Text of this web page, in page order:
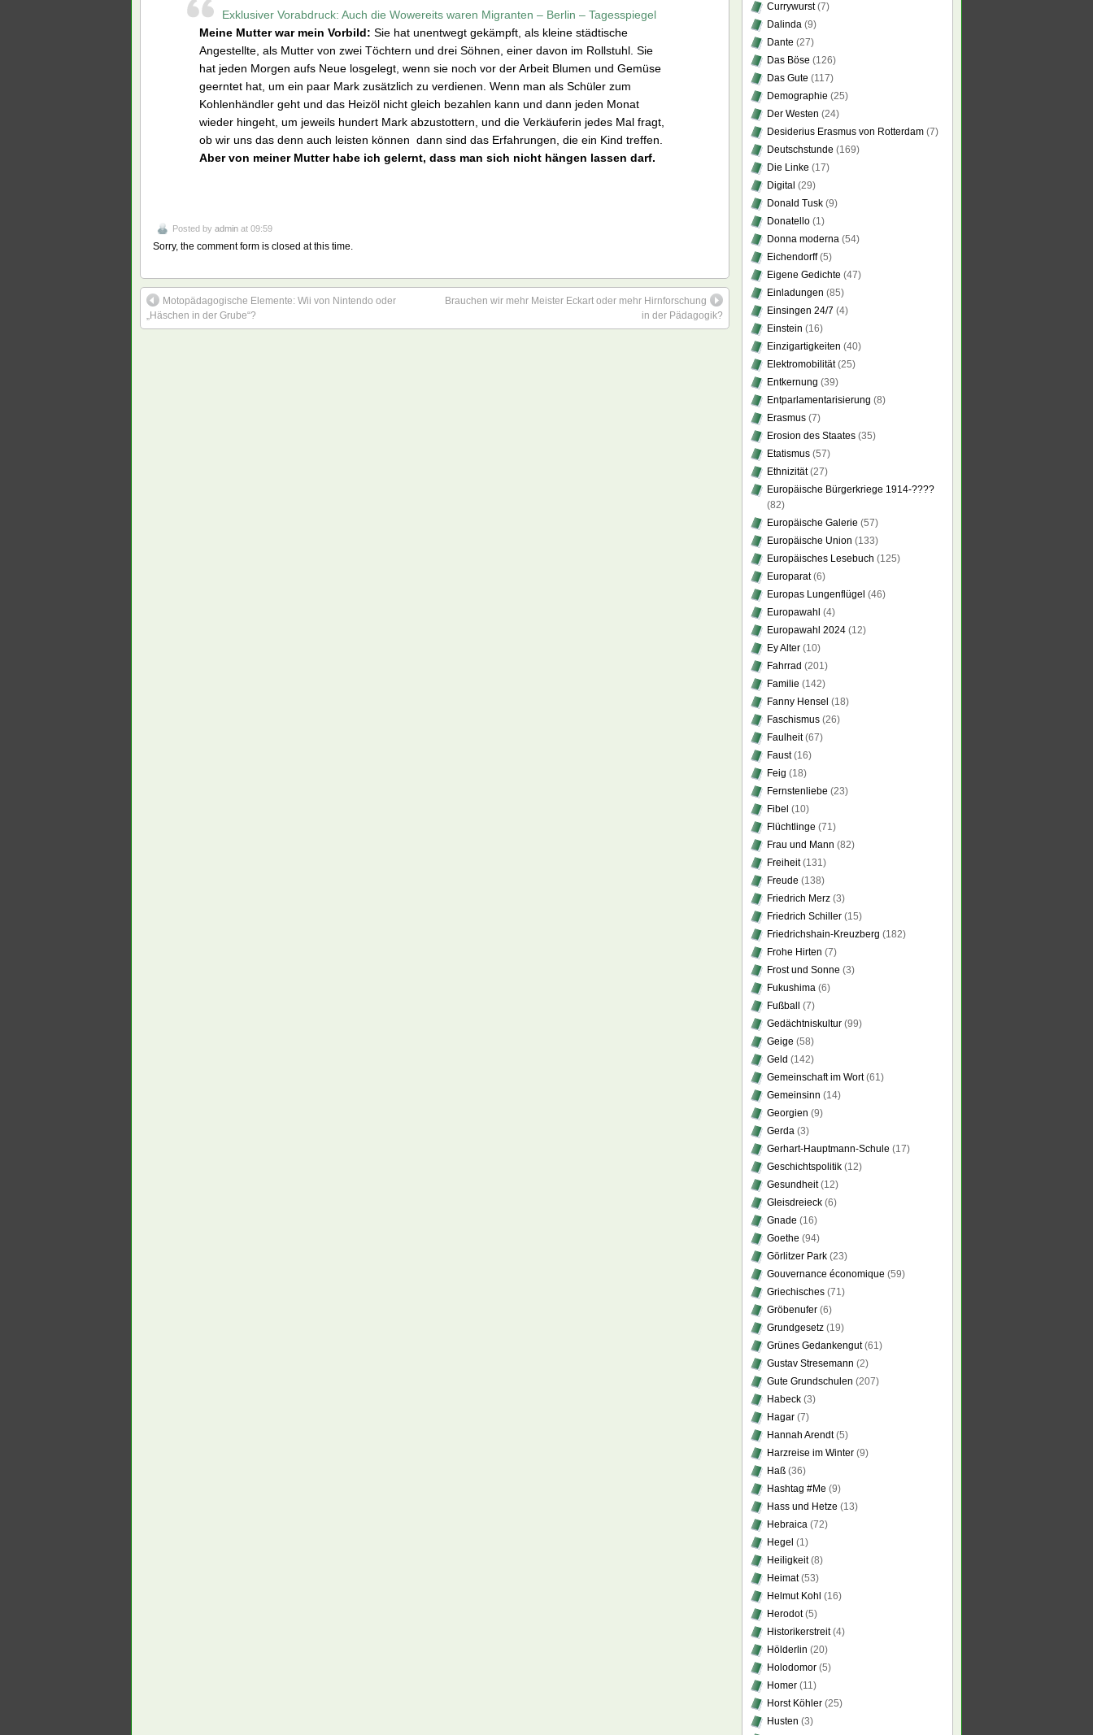
Exklusiver Vorabdruck: Auch die Wowereits waren Migranten – Berlin – Tagesspiegel
Meine Mutter war mein Vorbild: Sie hat unentwegt gekämpft, als kleine städtische
Angestellte, als Mutter von zwei Töchtern und drei Söhnen, einer davon im Rollstuhl. Sie
hat jeden Morgen aufs Neue losgelegt, wenn sie noch vor der Arbeit Blumen und Gemüse
geerntet hat, um ein paar Mark zusätzlich zu verdienen. Wenn man als Schüler zum
Kohlenhändler geht und das Heizöl nicht gleich bezahlen kann und dann jeden Monat
wieder hingeht, um jeweils hundert Mark abzustottern, und die Verkäuferin jedes Mal fragt,
ob wir uns das denn auch leisten können  dann sind das Erfahrungen, die ein Kind treffen.
Aber von meiner Mutter habe ich gelernt, dass man sich nicht hängen lassen darf.
Posted by admin at 09:59
Sorry, the comment form is closed at this time.
Motopädagogische Elemente: Wii von Nintendo oder
„Häschen in der Grube“?
Brauchen wir mehr Meister Eckart oder mehr Hirnforschung
in der Pädagogik?
Currywurst(7)
Dalinda (9)
Dante (27)
Das Böse (126)
Das Gute (117)
Demographie (25)
Der Westen (24)
Desiderius Erasmus von Rotterdam (7)
Deutschstunde (169)
Die Linke (17)
Digital (29)
Donald Tusk (9)
Donatello (1)
Donna moderna (54)
Eichendorff(5)
Eigene Gedichte (47)
Einladungen (85)
Einsingen 24/7 (4)
Einstein (16)
Einzigartigkeiten (40)
Elektromobilität(25)
Entkernung (39)
Entparlamentarisierung (8)
Erasmus (7)
Erosion des Staates (35)
Etatismus (57)
Ethnizität(27)
Europäische Bürgerkriege 1914-????
(82)
Europäische Galerie (57)
Europäische Union (133)
Europäisches Lesebuch (125)
Europarat(6)
Europas Lungenflügel (46)
Europawahl (4)
Europawahl 2024 (12)
Ey Alter (10)
Fahrrad (201)
Familie (142)
Fanny Hensel (18)
Faschismus (26)
Faulheit(67)
Faust(16)
Feig (18)
Fernstenliebe (23)
Fibel (10)
Flüchtlinge (71)
Frau und Mann (82)
Freiheit(131)
Freude (138)
Friedrich Merz (3)
Friedrich Schiller (15)
Friedrichshain-Kreuzberg (182)
Frohe Hirten (7)
Frost und Sonne (3)
Fukushima (6)
Fußball
(7)
Gedächtniskultur (99)
Geige (58)
Geld (142)
Gemeinschaft im Wort(61)
Gemeinsinn (14)
Georgien (9)
Gerda (3)
Gerhart-Hauptmann-Schule (17)
Geschichtspolitik (12)
Gesundheit(12)
Gleisdreieck (6)
Gnade (16)
Goethe (94)
Görlitzer Park (23)
Gouvernance économique (59)
Griechisches (71)
Gröbenufer (6)
Grundgesetz (19)
Grünes Gedankengut(61)
Gustav Stresemann (2)
Gute Grundschulen (207)
Habeck (3)
Hagar (7)
Hannah Arendt(5)
Harzreise im Winter (9)
Haß (36)
Hashtag #Me (9)
Hass und Hetze (13)
Hebraica (72)
Hegel (1)
Heiligkeit(8)
Heimat(53)
Helmut Kohl (16)
Herodot(5)
Historikerstreit(4)
Hölderlin (20)
Holodomor (5)
Homer (11)
Horst Köhler (25)
Husten (3)